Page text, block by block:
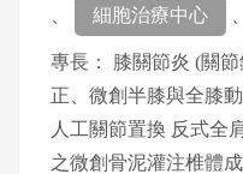
細胞治療中心
專長： 膝關節炎 (關
正、微創半膝與全膝
人工關節置換 反式全
之微創骨泥灌注椎體